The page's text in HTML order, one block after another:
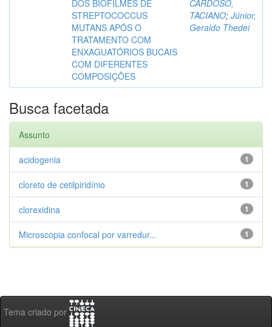
DOS BIOFILMES DE
STREPTOCOCCUS
MUTANS APÓS O
TRATAMENTO COM
ENXAGUATÓRIOS BUCAIS
COM DIFERENTES
COMPOSIÇÕES
CARDOSO,
TACIANO; Júnior,
Geraldo Thedei
Busca facetada
Assunto
1
acidogenia
1
cloreto de cetilpiridínio
1
clorexidina
1
Microscopia confocal por varredur...
Tema criado por